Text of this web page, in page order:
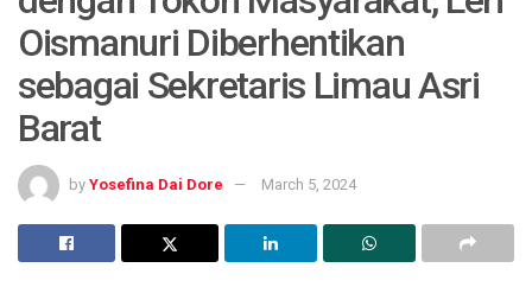
Oismanuri Diberhentikan
sebagai Sekretaris Limau Asri
Barat
by Yosefina Dai Dore March 5, 2024